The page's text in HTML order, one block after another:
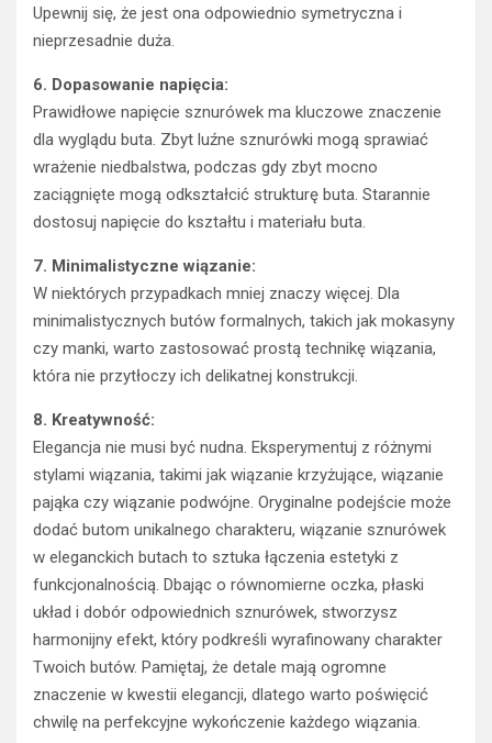
Upewnij się, że jest ona odpowiednio symetryczna i
nieprzesadnie duża.
6. Dopasowanie napięcia:
Prawidłowe napięcie sznurówek ma kluczowe znaczenie
dla wyglądu buta. Zbyt luźne sznurówki mogą sprawiać
wrażenie niedbalstwa, podczas gdy zbyt mocno
zaciągnięte mogą odkształcić strukturę buta. Starannie
dostosuj napięcie do kształtu i materiału buta.
7. Minimalistyczne wiązanie:
W niektórych przypadkach mniej znaczy więcej. Dla
minimalistycznych butów formalnych, takich jak mokasyny
czy manki, warto zastosować prostą technikę wiązania,
która nie przytłoczy ich delikatnej konstrukcji.
8. Kreatywność:
Elegancja nie musi być nudna. Eksperymentuj z różnymi
stylami wiązania, takimi jak wiązanie krzyżujące, wiązanie
pająka czy wiązanie podwójne. Oryginalne podejście może
dodać butom unikalnego charakteru, wiązanie sznurówek
w eleganckich butach to sztuka łączenia estetyki z
funkcjonalnością. Dbając o równomierne oczka, płaski
układ i dobór odpowiednich sznurówek, stworzysz
harmonijny efekt, który podkreśli wyrafinowany charakter
Twoich butów. Pamiętaj, że detale mają ogromne
znaczenie w kwestii elegancji, dlatego warto poświęcić
chwilę na perfekcyjne wykończenie każdego wiązania.